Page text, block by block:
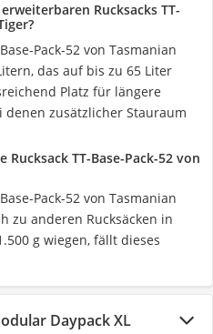
Rucksacks TT-
Pack-52 von Tasmanian
das auf bis zu 65 Liter
Platz für längere
denen zusätzlicher Stauraum
TT-Base-Pack-52 von
Pack-52 von Tasmanian
zu anderen Rucksäcken in
g wiegen, fällt dieses
Daypack XL